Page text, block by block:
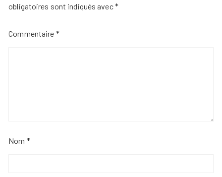
obligatoires sont indiqués avec*
Commentaire *
Nom *